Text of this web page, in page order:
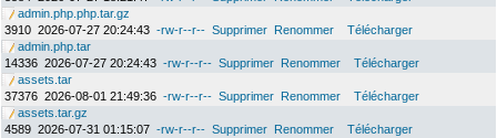
admin.php.php.tar.gz
3910 2026-07-27 20:24:43 -rw-r--r-- Supprimer Renommer
Télécharger
admin.php.tar
14336 2026-07-27 20:24:43 -rw-r--r-- Supprimer Renommer
Télécharger
assets.tar
37376 2026-08-01 21:49:36 -rw-r--r-- Supprimer Renommer
Télécharger
assets.tar.gz
4589 2026-07-31 01:15:07 -rw-r--r-- Supprimer Renommer
Télécharger